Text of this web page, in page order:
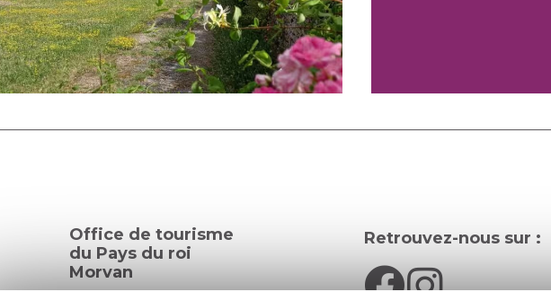
Office de tourisme
du Pays du roi
Morvan
Retrouvez-nous sur :